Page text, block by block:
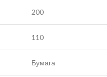
200
110
Бумага